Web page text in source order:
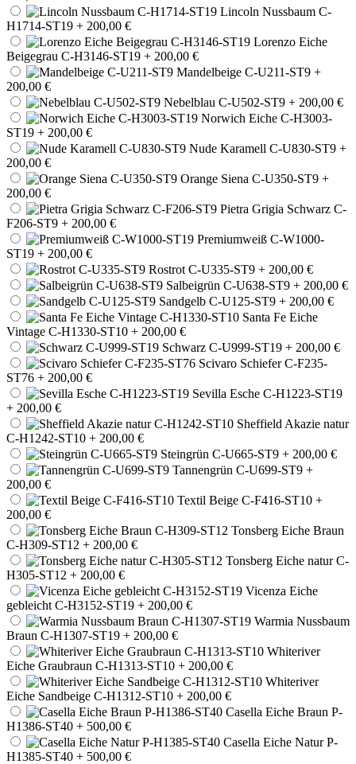
Lincoln Nussbaum C-
H1714-ST19 + 200,00 €
Lorenzo Eiche
Beigegrau C-H3146-ST19 + 200,00 €
Mandelbeige C-U211-ST9 +
200,00 €
Nebelblau C-U502-ST9 + 200,00 €
Norwich Eiche C-H3003-
ST19 + 200,00 €
Nude Karamell C-U830-ST9 +
200,00 €
Orange Siena C-U350-ST9 +
200,00 €
Pietra Grigia Schwarz C-
F206-ST9 + 200,00 €
Premiumweiß C-W1000-
ST19 + 200,00 €
Rostrot C-U335-ST9 + 200,00 €
Salbeigrün C-U638-ST9 + 200,00 €
Sandgelb C-U125-ST9 + 200,00 €
Santa Fe Eiche
Vintage C-H1330-ST10 + 200,00 €
Schwarz C-U999-ST19 + 200,00 €
Scivaro Schiefer C-F235-
ST76 + 200,00 €
Sevilla Esche C-H1223-ST19
+ 200,00 €
Sheffield Akazie natur
C-H1242-ST10 + 200,00 €
Steingrün C-U665-ST9 + 200,00 €
Tannengrün C-U699-ST9 +
200,00 €
Textil Beige C-F416-ST10 +
200,00 €
Tonsberg Eiche Braun
C-H309-ST12 + 200,00 €
Tonsberg Eiche natur C-
H305-ST12 + 200,00 €
Vicenza Eiche
gebleicht C-H3152-ST19 + 200,00 €
Warmia Nussbaum
Braun C-H1307-ST19 + 200,00 €
Whiteriver
Eiche Graubraun C-H1313-ST10 + 200,00 €
Whiteriver
Eiche Sandbeige C-H1312-ST10 + 200,00 €
Casella Eiche Braun P-
H1386-ST40 + 500,00 €
Casella Eiche Natur P-
H1385-ST40 + 500,00 €